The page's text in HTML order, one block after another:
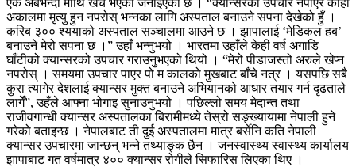
अकालमा मृत्यु हुन नपरोस् भन्नका लागि अस्पताल बनाउने सपना देखेको हुँ ।
करिब ३०० श्ययाको अस्पताल सञ्चालमा आउने छ । झापालाई ‘मेडिकल हब’
बनाउने मेरो सपना छ ।” उहाँ भन्नुभयो । भारतमा उहाँले केही वर्ष अगाडि
घाँटीको क्यान्सरको उपचार गराउनुभएको थियो । “मेरो पीडाजस्तो अरुले खेप्न
नपरोस् । समयमा उपचार पाएर पो म कालको मुखबाट बाँचे नत्र । यसपछि सबै
कुरा त्यागेर देशलाई क्यान्सर मुक्त बनाउने अभियानको आधार तयार गर्न दृढताले
लागेँ”, उहँले आफ्ना भोगाइ सुनाउनुभयो । पछिल्लो समय मेदान्त तथा
राजीवगान्धी क्यान्सर अस्पतालका बिरामीमध्ये तेस्रो सङ्ख्यायामा नेपाली हुने
गरेको बताइन्छ । नेपालबाट ती दुई अस्पतालमा मात्र बर्सेनि कति नेपाली
क्यान्सर उपचारमा जान्छन् भन्ने तथ्याङ्क छैन । जनस्वास्थ्य स्वास्थ्य कार्यालय
झापाबाट गत वर्षमात्र ४०० क्यान्सर रोगीले सिफारिस लिएका थिए ।